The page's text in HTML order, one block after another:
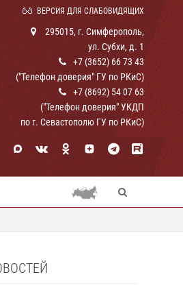
ВЕРСИЯ ДЛЯ СЛАБОВИДЯЩИХ
295015, г. Симферополь,
ул. Субхи, д. 1
+7 (3652) 66 73 43
("Телефон доверия" ГУ по РКиС)
+7 (8692) 54 07 63
("Телефон доверия" УКДП
по г. Севастополю ГУ по РКиС)